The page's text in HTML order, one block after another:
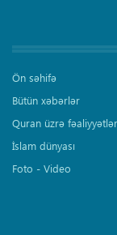
Ön səhifə
Bütün xəbərlər
Quran üzrə fəaliyyətlər
İslam dünyası
Foto - Video